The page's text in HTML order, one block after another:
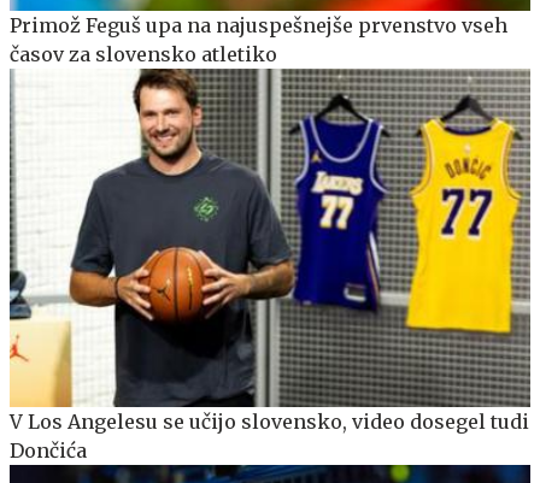
Primož Feguš upa na najuspešnejše prvenstvo vseh
časov za slovensko atletiko
V Los Angelesu se učijo slovensko, video dosegel tudi
Dončića